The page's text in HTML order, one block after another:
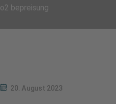
bepreisung
20. August 2023